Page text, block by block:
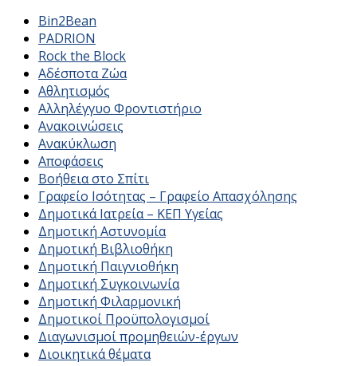
Bin2Bean
PADRION
Rock the Block
Αδέσποτα Ζώα
Αθλητισμός
Αλληλέγγυο Φροντιστήριο
Ανακοινώσεις
Ανακύκλωση
Αποφάσεις
Βοήθεια στο Σπίτι
Γραφείο Ισότητας – Γραφείο Απασχόλησης
Δημοτικά Ιατρεία – ΚΕΠ Υγείας
Δημοτική Αστυνομία
Δημοτική Βιβλιοθήκη
Δημοτική Παιγνιοθήκη
Δημοτική Συγκοινωνία
Δημοτική Φιλαρμονική
Δημοτικοί Προϋπολογισμοί
Διαγωνισμοί προμηθειών-έργων
Διοικητικά θέματα